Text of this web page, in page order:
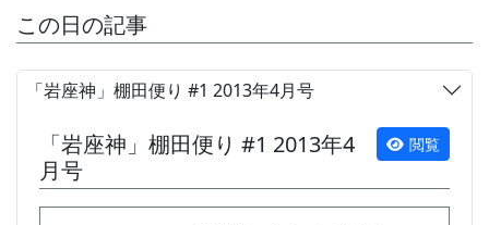
この日の記事
「岩座神」棚田便り #1 2013年4月号
閲覧
「岩座神」棚田便り #1 2013年4
月号